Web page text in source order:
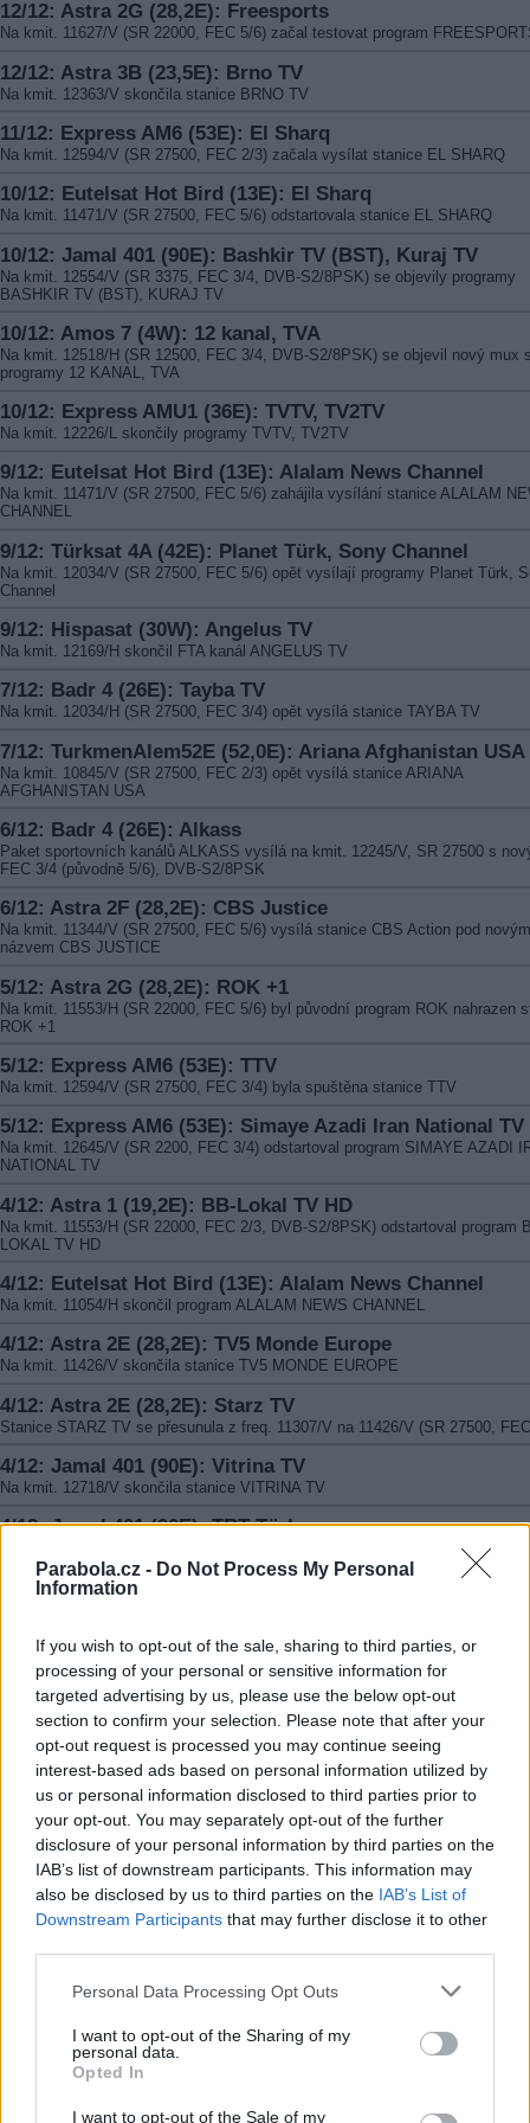
Parabola.cz - Do Not Process My Personal
Information
If you wish to opt-out of the sale, sharing to third parties, or
processing of your personal or sensitive information for
targeted advertising by us, please use the below opt-out
section to confirm your selection. Please note that after your
opt-out request is processed you may continue seeing
interest-based ads based on personal information utilized by
us or personal information disclosed to third parties prior to
your opt-out. You may separately opt-out of the further
disclosure of your personal information by third parties on the
IAB’s list of downstream participants. This information may
also be disclosed by us to third parties on the IAB’s List of
Downstream Participants that may further disclose it to other
Personal Data Processing Opt Outs
I want to opt-out of the Sharing of my
personal data.
Opted In
I want to opt-out of the Sale of my
12/12: Astra 2G (28,2E): Freesports
Na kmit. 11627/V (SR 22000, FEC 5/6) začal testovat program
12/12: Astra 3B (23,5E): Brno TV
Na kmit. 12363/V skončila stanice BRNO TV
11/12: Express AM6 (53E): El Sharq
Na kmit. 12594/V (SR 27500, FEC 2/3) začala vysílat stanice EL SHARQ
10/12: Eutelsat Hot Bird (13E): El Sharq
Na kmit. 11471/V (SR 27500, FEC 5/6) odstartovala stanice EL SHARQ
10/12: Jamal 401 (90E): Bashkir TV (BST), Kuraj TV
Na kmit. 12554/V (SR 3375, FEC 3/4, DVB-S2/8PSK) se objevily programy
BASHKIR TV (BST), KURAJ TV
10/12: Amos 7 (4W): 12 kanal, TVA
Na kmit. 12518/H (SR 12500, FEC 3/4, DVB-S2/8PSK) se objevil nový mux
programy 12 KANAL, TVA
10/12: Express AMU1 (36E): TVTV, TV2TV
Na kmit. 12226/L skončily programy TVTV, TV2TV
9/12: Eutelsat Hot Bird (13E): Alalam News Channel
Na kmit. 11471/V (SR 27500, FEC 5/6) zahájila vysílání stanice ALALAM
CHANNEL
9/12: Türksat 4A (42E): Planet Türk, Sony Channel
Na kmit. 12034/V (SR 27500, FEC 5/6) opět vysílají programy Planet Türk,
Channel
9/12: Hispasat (30W): Angelus TV
Na kmit. 12169/H skončil FTA kanál ANGELUS TV
7/12: Badr 4 (26E): Tayba TV
Na kmit. 12034/H (SR 27500, FEC 3/4) opět vysílá stanice TAYBA TV
7/12: TurkmenAlem52E (52,0E): Ariana Afghanistan USA
Na kmit. 10845/V (SR 27500, FEC 2/3) opět vysílá stanice ARIANA
AFGHANISTAN USA
6/12: Badr 4 (26E): Alkass
Paket sportovních kanálů ALKASS vysílá na kmit. 12245/V, SR 27500 s
FEC 3/4 (původně 5/6), DVB-S2/8PSK
6/12: Astra 2F (28,2E): CBS Justice
Na kmit. 11344/V (SR 27500, FEC 5/6) vysílá stanice CBS Action pod novým
názvem CBS JUSTICE
5/12: Astra 2G (28,2E): ROK +1
Na kmit. 11553/H (SR 22000, FEC 5/6) byl původní program ROK nahrazen
ROK +1
5/12: Express AM6 (53E): TTV
Na kmit. 12594/V (SR 27500, FEC 3/4) byla spuštěna stanice TTV
5/12: Express AM6 (53E): Simaye Azadi Iran National TV
Na kmit. 12645/V (SR 2200, FEC 3/4) odstartoval program SIMAYE AZADI
NATIONAL TV
4/12: Astra 1 (19,2E): BB-Lokal TV HD
Na kmit. 11553/H (SR 22000, FEC 2/3, DVB-S2/8PSK) odstartoval program
LOKAL TV HD
4/12: Eutelsat Hot Bird (13E): Alalam News Channel
Na kmit. 11054/H skončil program ALALAM NEWS CHANNEL
4/12: Astra 2E (28,2E): TV5 Monde Europe
Na kmit. 11426/V skončila stanice TV5 MONDE EUROPE
4/12: Astra 2E (28,2E): Starz TV
Stanice STARZ TV se přesunula z freq. 11307/V na 11426/V (SR 27500,
4/12: Jamal 401 (90E): Vitrina TV
Na kmit. 12718/V skončila stanice VITRINA TV
4/12: Jamal 401 (90E): TRT Türk
4/12: ABS 2A (74,7E): TV TOP SHOP
3/12: Eutelsat 7A (7E): TRT Çocuk
Na kmit. 11492/V skončila distribuce stanice TRT ÇOCUK
3/12: Express AT1 (56E): Dozd
Na kmit. 12207/R (SR 27500, FEC 3/4, DVB-S2/8PSK) bylo vysílání stanice
DOZD zakódováno systémem Viaccess
3/12: Astra 5B (31,5E): Dozd TV
Na kmit. 12070/H (SR 30000, FEC 3/4, DVB-S2/8PSK) bylo vysílání stanice
DOZD TV zakódováno systémem Viaccess
3/12: Express AM6 (53E): Tele Shoma
Na kmit. 12594/V skončila stanice Tele Shoma
3/12: Intelsat 17 (66E): OMN
1/12: Hellas Sat 3 (39E): Kanali Voulis HD
KANALI VOULIS HD
1/12: Eutelsat Hot Bird (13E): QVC Italia
Na kmit. 11541/V skončil program QVC ITALIA